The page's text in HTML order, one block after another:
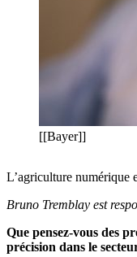
[[Bayer]]
L’agriculture numérique
Bruno Tremblay est
Que pensez-vous des
précision dans le